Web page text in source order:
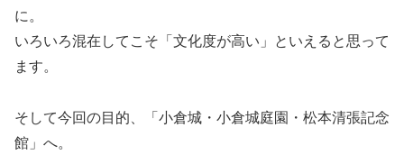
に。
いろいろ混在してこそ「文化度が高い」といえると思って
ます。
そして今回の目的、「小倉城・小倉城庭園・松本清張記念
館」へ。